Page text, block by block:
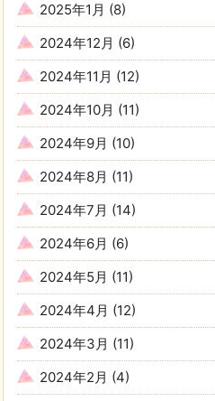
2025年1月 (8)
2024年12月 (6)
2024年11月 (12)
2024年10月 (11)
2024年9月 (10)
2024年8月 (11)
2024年7月 (14)
2024年6月 (6)
2024年5月 (11)
2024年4月 (12)
2024年3月 (11)
2024年2月 (4)